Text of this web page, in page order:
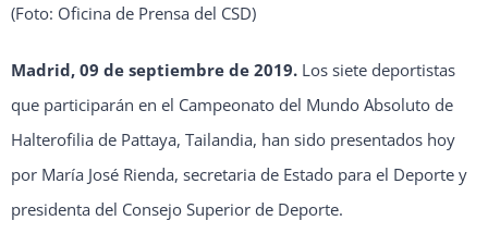
(Foto: Oficina de Prensa del CSD)
Madrid, 09 de septiembre de 2019. Los siete deportistas
que participarán en el Campeonato del Mundo Absoluto de
Halterofilia de Pattaya, Tailandia, han sido presentados hoy
por María José Rienda, secretaria de Estado para el Deporte y
presidenta del Consejo Superior de Deporte.